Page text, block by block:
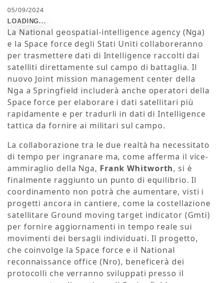
05/09/2024
La National geospatial-intelligence agency (Nga)
e la Space force degli Stati Uniti collaboreranno
per trasmettere dati di Intelligence raccolti dai
satelliti direttamente sul campo di battaglia. Il
nuovo Joint mission management center della
Nga a Springfield includerà anche operatori della
Space force per elaborare i dati satellitari più
rapidamente e per tradurli in dati di Intelligence
tattica da fornire ai militari sul campo.
La collaborazione tra le due realtà ha necessitato
di tempo per ingranare ma, come afferma il vice-
ammiraglio della Nga, Frank Whitworth, si è
finalmente raggiunto un punto di equilibrio. Il
coordinamento non potrà che aumentare, visti i
progetti ancora in cantiere, come la costellazione
satellitare Ground moving target indicator (Gmti)
per fornire aggiornamenti in tempo reale sui
movimenti dei bersagli individuati. Il progetto,
che coinvolge la Space force e il National
reconnaissance office (Nro), beneficerà dei
protocolli che verranno sviluppati presso il